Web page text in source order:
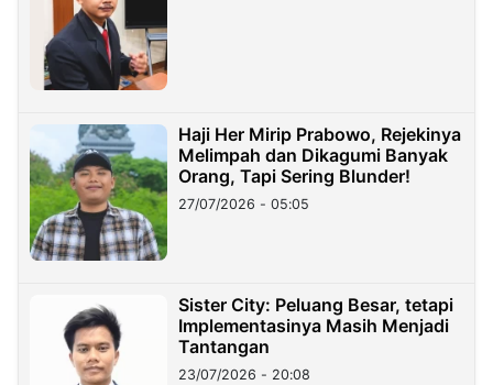
Haji Her Mirip Prabowo, Rejekinya
Melimpah dan Dikagumi Banyak
Orang, Tapi Sering Blunder!
27/07/2026 - 05:05
Sister City: Peluang Besar, tetapi
Implementasinya Masih Menjadi
Tantangan
23/07/2026 - 20:08